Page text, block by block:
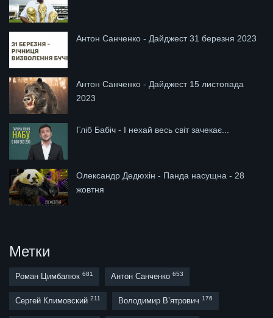
Антон Санченко - Дайджест 31 березня 2023
Антон Санченко - Дайджест 15 листопада
2023
Гліб Бабіч - І нехай весь світ зачекає...
Олександр Дедюхін - Панда насущна - 28
жовтня
Метки
Роман Цимбалюк 681 Антон Санченко 653
Сергей Климовский 211 Володимир В’ятрович 176